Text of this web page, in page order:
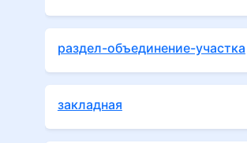
раздел-объединение-участка
закладная